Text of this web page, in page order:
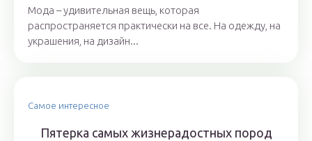
Мода – удивительная вещь, которая
распространяется практически на все. На одежду, на
украшения, на дизайн...
Самое интересное
Пятерка самых жизнерадостных пород